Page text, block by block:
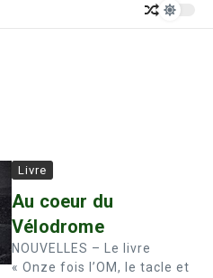
Livre
Au coeur du
Vélodrome
NOUVELLES – Le livre
« Onze fois l’OM, le tacle et